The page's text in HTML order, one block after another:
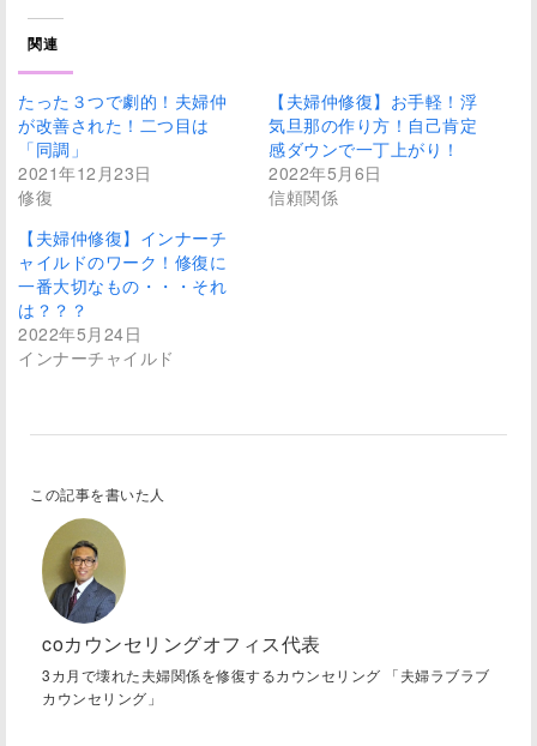
関連
たった３つで劇的！夫婦仲
が改善された！二つ目は
「同調」
2021年12月23日
修復
【夫婦仲修復】お手軽！浮
気旦那の作り方！自己肯定
感ダウンで一丁上がり！
2022年5月6日
信頼関係
【夫婦仲修復】インナーチ
ャイルドのワーク！修復に
一番大切なもの・・・それ
は？？？
2022年5月24日
インナーチャイルド
この記事を書いた人
coカウンセリングオフィス代表
3カ月で壊れた夫婦関係を修復するカウンセリング 「夫婦ラブラブ
カウンセリング」